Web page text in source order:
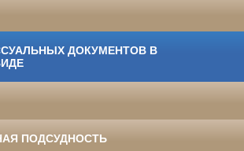
ДОКУМЕНТОВ В
ПОДСУДНОСТЬ